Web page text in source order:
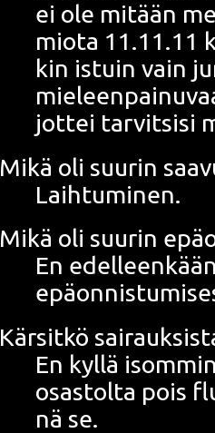
ei ole mitään
mio­ta 11.11.11
kin istuin vain
jot­tei tar­vit­si­si
Mikä oli suu­rin
Laihtuminen.
Mikä oli suu­rin
En
Kär­sit­kö
En kyl­lä
osas­tol­ta pois
nä se.